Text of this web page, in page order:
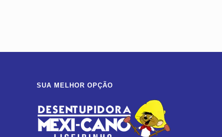
SUA MELHOR OPÇÃO